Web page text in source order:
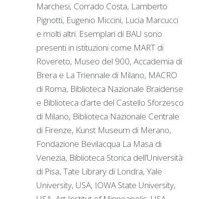
Marchesi, Corrado Costa, Lamberto
Pignotti, Eugenio Miccini, Lucia Marcucci
e molti altri. Esemplari di BAU sono
presenti in istituzioni come MART di
Rovereto, Museo del 900, Accademia di
Brera e La Triennale di Milano, MACRO
di Roma, Biblioteca Nazionale Braidense
e Biblioteca d’arte del Castello Sforzesco
di Milano, Biblioteca Nazionale Centrale
di Firenze, Kunst Museum di Merano,
Fondazione Bevilacqua La Masa di
Venezia, Biblioteca Storica dell’Università
di Pisa, Tate Library di Londra, Yale
University, USA, IOWA State University,